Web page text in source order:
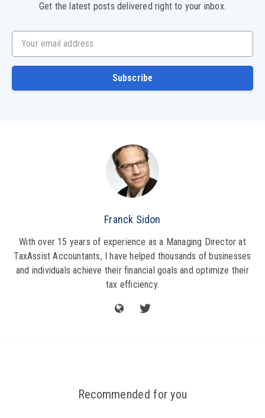
Get the latest posts delivered right to your inbox.
Your email address
Subscribe
Franck Sidon
With over 15 years of experience as a Managing Director at
TaxAssist Accountants, I have helped thousands of businesses
and individuals achieve their financial goals and optimize their
tax efficiency.
Recommended for you